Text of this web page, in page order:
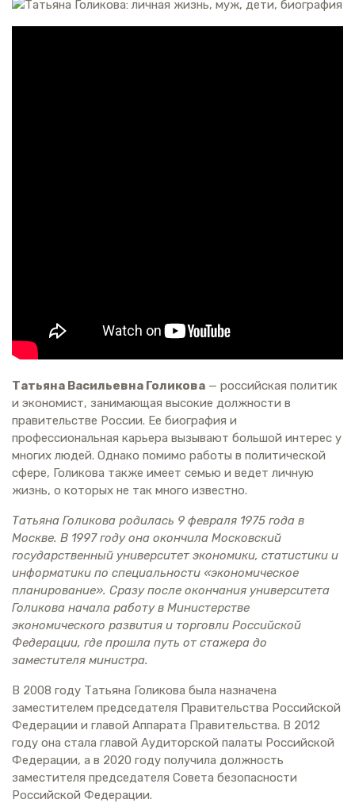
Татьяна Васильевна Голикова — российская политик
и экономист, занимающая высокие должности в
правительстве России. Ее биография и
профессиональная карьера вызывают большой интерес у
многих людей. Однако помимо работы в политической
сфере, Голикова также имеет семью и ведет личную
жизнь, о которых не так много известно.
Татьяна Голикова родилась 9 февраля 1975 года в
Москве. В 1997 году она окончила Московский
государственный университет экономики, статистики и
информатики по специальности «экономическое
планирование». Сразу после окончания университета
Голикова начала работу в Министерстве
экономического развития и торговли Российской
Федерации, где прошла путь от стажера до
заместителя министра.
В 2008 году Татьяна Голикова была назначена
заместителем председателя Правительства Российской
Федерации и главой Аппарата Правительства. В 2012
году она стала главой Аудиторской палаты Российской
Федерации, а в 2020 году получила должность
заместителя председателя Совета безопасности
Российской Федерации.